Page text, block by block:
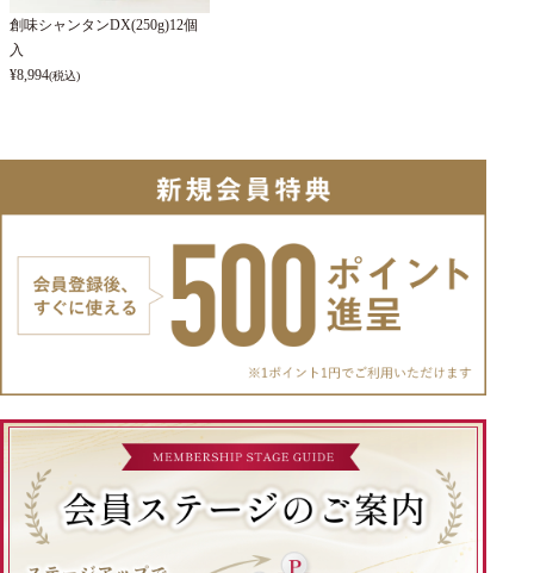
創味シャンタンDX(250g)12個
入
¥8,994(税込)